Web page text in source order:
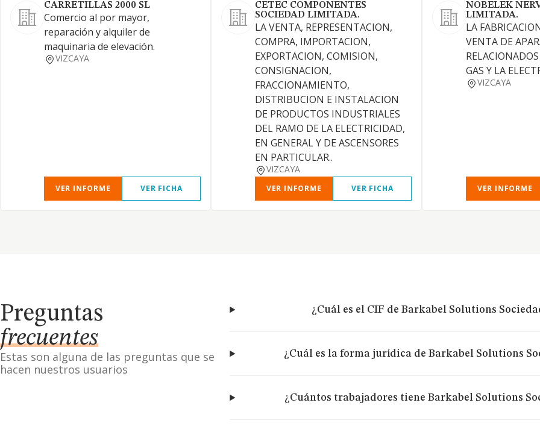
CARRETILLAS 2000 SL
Comercio al por mayor,
reparación y alquiler de
maquinaria de elevación.
VIZCAYA
VER INFORME VER FICHA
CETEC COMPONENTES
SOCIEDAD LIMITADA.
LA VENTA, REPRESENTACION,
COMPRA, IMPORTACION,
EXPORTACION, COMISION,
CONSIGNACION,
FRACCIONAMIENTO,
DISTRIBUCION E INSTALACION
DE PRODUCTOS INDUSTRIALES
DEL RAMO DE LA ELECTRICIDAD,
EN GENERAL Y DE ASCENSORES
EN PARTICULAR..
VIZCAYA
VER INFORME VER FICHA
NOBELEK
LIMITADA.
LA
VENTA DE
GAS Y LA
VIZCAYA
VER INFORME
Preguntas
frecuentes
Estas son alguna de las preguntas que se
hacen nuestros usuarios
¿Cuál es el CIF de Barkabel Solutions
¿Cuál es la forma jurídica de Barkabel Solutions
¿Cuántos trabajadores tiene Barkabel Solutions